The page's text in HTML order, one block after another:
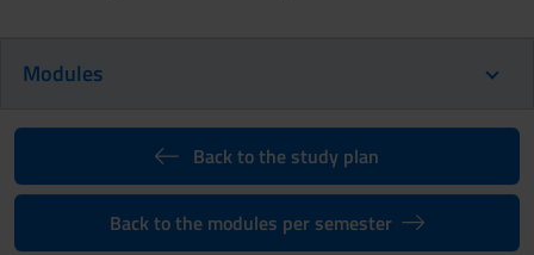
Modules
Back to the study plan
Back to the modules per semester